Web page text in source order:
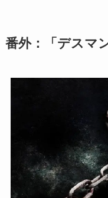
番外：「デスマ